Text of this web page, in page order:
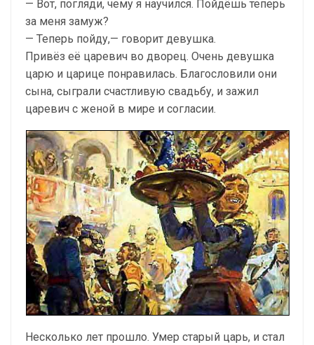
— Вот, погляди, чему я научился. Пойдёшь теперь
за меня замуж?
— Теперь пойду,— говорит девушка.
Привёз её царевич во дворец. Очень девушка
царю и царице понравилась. Благословили они
сына, сыграли счастливую свадьбу, и зажил
царевич с женой в мире и согласии.
Несколько лет прошло. Умер старый царь, и стал